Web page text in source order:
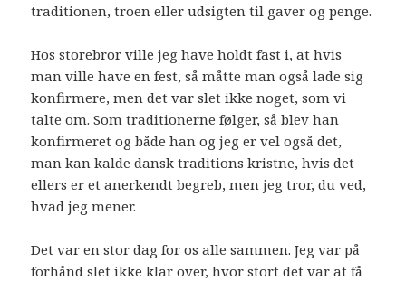
traditionen, troen eller udsigten til gaver og penge.
Hos storebror ville jeg have holdt fast i, at hvis
man ville have en fest, så måtte man også lade sig
konfirmere, men det var slet ikke noget, som vi
talte om. Som traditionerne følger, så blev han
konfirmeret og både han og jeg er vel også det,
man kan kalde dansk traditions kristne, hvis det
ellers er et anerkendt begreb, men jeg tror, du ved,
hvad jeg mener.
Det var en stor dag for os alle sammen. Jeg var på
forhånd slet ikke klar over, hvor stort det var at få